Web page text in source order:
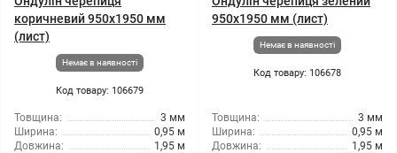
коричневий 950x1950 мм
(лист)
Немає в наявності
Код товару: 106679
Товщина:
3 мм
Ширина:
0,95 м
Довжина:
1,95 м
950x1950 мм (лист)
Немає в наявності
Код товару: 106678
Товщина:
3 мм
Ширина:
0,95 м
Довжина:
1,95 м